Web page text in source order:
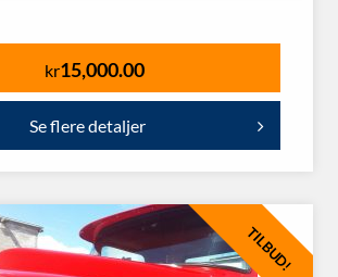
kr15,000.00
Se flere detaljer
TILBUD!